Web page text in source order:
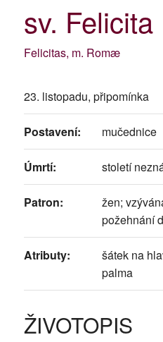
sv. Felicita
Felicitas, m. Romæ
23. listopadu, připomínka
Postavení: mučednice
Úmrtí: století
Patron:
žen;
požehnání
Atributy:
šátek na
palma
ŽIVOTOPIS